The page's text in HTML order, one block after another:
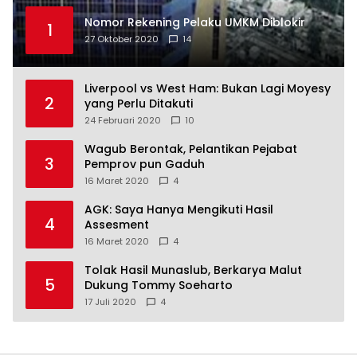
1 Nomor Rekening Pelaku UMKM Diblokir
27 Oktober 2020 14
2
Liverpool vs West Ham: Bukan Lagi Moyesy
yang Perlu Ditakuti
24 Februari 2020 10
3
Wagub Berontak, Pelantikan Pejabat
Pemprov pun Gaduh
16 Maret 2020 4
4
AGK: Saya Hanya Mengikuti Hasil
Assesment
16 Maret 2020 4
5
Tolak Hasil Munaslub, Berkarya Malut
Dukung Tommy Soeharto
17 Juli 2020 4